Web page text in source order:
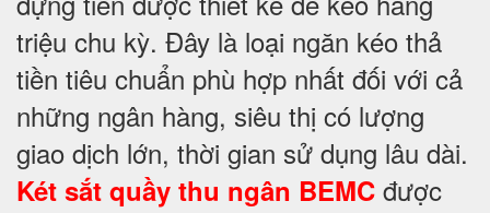
triệu chu kỳ. Đây là loại ngăn kéo thả
tiền tiêu chuẩn phù hợp nhất đối với cả
những ngân hàng, siêu thị có lượng
giao dịch lớn, thời gian sử dụng lâu dài.
Két sắt quầy thu ngân BEMC được